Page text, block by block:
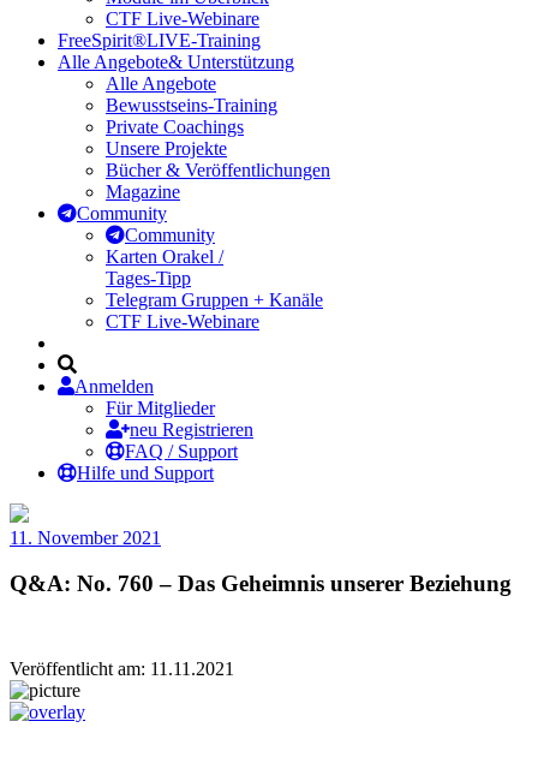
CTF Live-Webinare
FreeSpirit®LIVE-Training
Alle Angebote& Unterstützung
Alle Angebote
Bewusstseins-Training
Private Coachings
Unsere Projekte
Bücher & Veröffentlichungen
Magazine
Community
Community
Karten Orakel /
Tages-Tipp
Telegram Gruppen + Kanäle
CTF Live-Webinare
Anmelden
Für Mitglieder
neu Registrieren
FAQ / Support
Hilfe und Support
11. November 2021
Q&A: No. 760 – Das Geheimnis unserer Beziehung
Veröffentlicht am: 11.11.2021